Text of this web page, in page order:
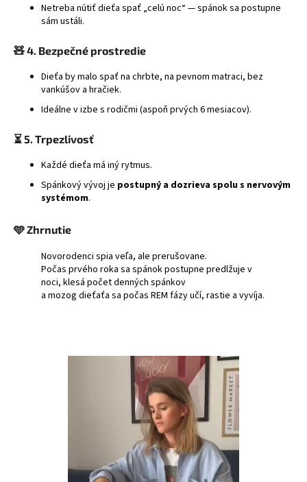
Netreba nútiť dieťa spať „celú noc“ — spánok sa postupne
sám ustáli.
🧸 4. Bezpečné prostredie
Dieťa by malo spať na chrbte, na pevnom matraci, bez
vankúšov a hračiek.
Ideálne v izbe s rodičmi (aspoň prvých 6 mesiacov).
⏳ 5. Trpezlivosť
Každé dieťa má iný rytmus.
Spánkový vývoj je postupný a dozrieva spolu s nervovým
systémom.
🩵Zhrnutie
Novorodenci spia veľa, ale prerušovane.
Počas prvého roka sa spánok postupne predlžuje v
noci, klesá počet denných spánkov
a mozog dieťaťa sa počas REM fázy učí, rastie a vyvíja.